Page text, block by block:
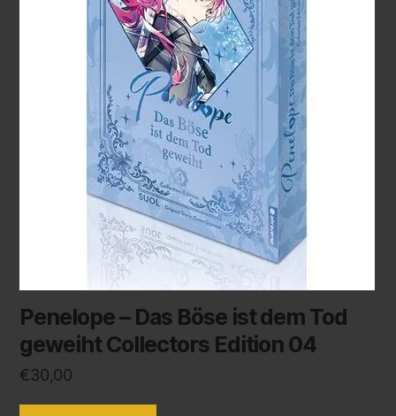
Penelope – Das Böse ist dem Tod
geweiht Collectors Edition 04
€30,00